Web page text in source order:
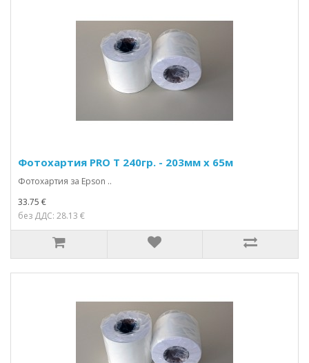
Фотохартия PRO Т 240гр. - 203мм х 65м
Фотохартия за Epson ..
33.75 €
без ДДС: 28.13 €